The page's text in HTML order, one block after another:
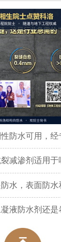
防水可用，
裂减渗剂适用
，表面防水和结
水剂还是卷材?